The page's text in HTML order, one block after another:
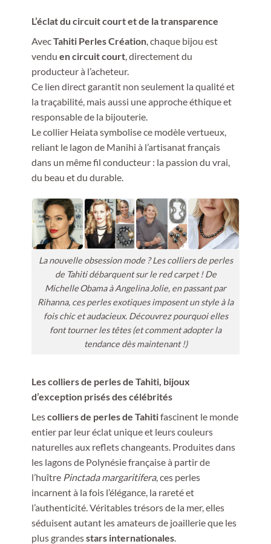
L’éclat du circuit court et de la transparence
AvecTahiti Perles Création, chaque bijou est
vendu en circuit court, directement du
producteur à l’acheteur.
Ce lien direct garantit non seulement la qualité et
la traçabilité, mais aussi une approche éthique et
responsable de la bijouterie.
Le collier Heiata symbolise ce modèle vertueux,
reliant le lagon de Manihi à l’artisanat français
dans un même fil conducteur : la passion du vrai,
du beau et du durable.
La nouvelle obsession mode ? Les colliers de perles
de Tahiti débarquent sur le red carpet ! De
Michelle Obama à Angelina Jolie, en passant par
Rihanna, ces perles exotiques imposent un style à la
fois chic et audacieux. Découvrez pourquoi elles
font tourner les têtes (et comment adopter la
tendance dès maintenant !)
Les colliers de perles de Tahiti, bijoux
d’exception prisés des célébrités
Lescolliers de perles de Tahitifascinent le monde
entier par leur éclat unique et leurs couleurs
naturelles aux reflets changeants. Produites dans
les lagons de Polynésie française à partir de
l’huître Pinctada margaritifera, ces perles
incarnent à la fois l’élégance, la rareté et
l’authenticité. Véritables trésors de la mer, elles
séduisent autant les amateurs de joaillerie que les
plus grandesstars internationales.